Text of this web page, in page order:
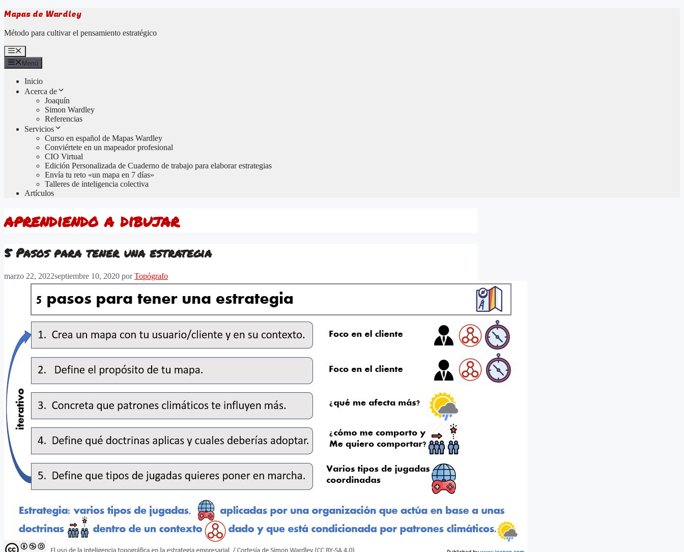
Saltar
contenido
Mapas de Wardley
Método para cultivar el pensamiento estratégico
Menú
Menú
Inicio
Acerca de
Joaquín
Simon Wardley
Referencias
Servicios
Curso en español de Mapas Wardley
Conviértete en un mapeador profesional
CIO Virtual
Edición Personalizada de Cuaderno de trabajo para elaborar estrategias
Envía tu reto «un mapa en 7 días»
Talleres de inteligencia colectiva
Artículos
aprendiendo a dibujar
5 Pasos para tener una estrategia
marzo 22, 2022septiembre 10, 2020 porTopógrafo